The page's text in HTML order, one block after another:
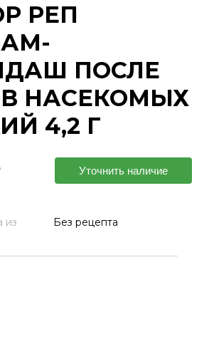
РЕП
ПОСЛЕ
НАСЕКОМЫХ
4,2 Г
Уточнить наличие
из
Без рецепта